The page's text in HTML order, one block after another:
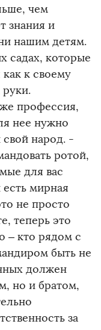
чем
знания и
нашим детям.
садах, которые
к своему
профессия,
нее нужно
народ. -
ротой,
для вас
мирная
не просто
теперь это
– кто рядом с
быть не
должен
но и братом,
за